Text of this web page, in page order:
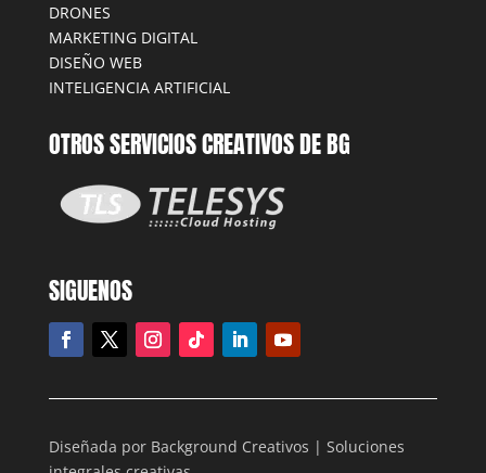
DRONES
MARKETING DIGITAL
DISEÑO WEB
INTELIGENCIA ARTIFICIAL
OTROS SERVICIOS CREATIVOS DE BG
SIGUENOS
Diseñada por Background Creativos | Soluciones